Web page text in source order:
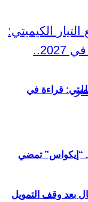
العملة الموحدة “إيكو” في 2027.. “إيكواس” تمضي
قراءة في
بعد وقف التمويل